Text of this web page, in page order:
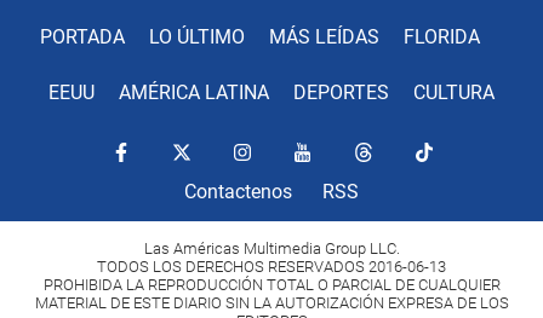
PORTADA LO ÚLTIMO MÁS LEÍDAS FLORIDA
EEUU AMÉRICA LATINA DEPORTES CULTURA
Contactenos RSS
Las Américas Multimedia Group LLC.
TODOS LOS DERECHOS RESERVADOS 2016-06-13
PROHIBIDA LA REPRODUCCIÓN TOTAL O PARCIAL DE CUALQUIER
MATERIAL DE ESTE DIARIO SIN LA AUTORIZACIÓN EXPRESA DE LOS